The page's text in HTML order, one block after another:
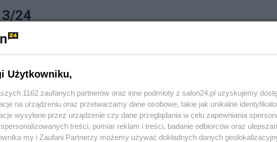
3/24
budżetowa na rok 2024
Użytkowniku,
1162 zaufanych partnerów oraz inne podmioty z salon24.pl uzyskujemy
na urządzeniu oraz przetwarzamy dane osobowe, takie jak unikalne
wysyłane przez urządzenie czy dane przeglądania w celu zapewniania
treści, pomiar reklam i treści, badanie odbiorców oraz
my i Zaufani Partnerzy możemy używać dokładnych danych